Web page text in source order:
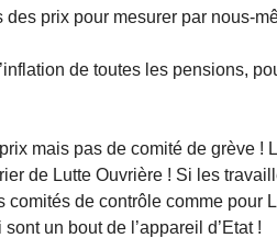
prix pour mesurer par nous-
de toutes les pensions,
mais pas de comité de grève !
de Lutte Ouvrière ! Si les
de contrôle comme pour
un bout de l’appareil d’Etat !